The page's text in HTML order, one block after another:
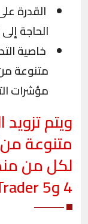
القدرة
الحاجة
خاصية
متنوعة
مؤشرات
ويتم
متنوعة من
4 وMetaTrader 5 ونذكر منها: